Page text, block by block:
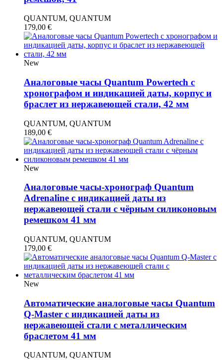
QUANTUM, QUANTUM
179,00 €
New
Аналоговые часы Quantum Powertech с
хронографом и индикацией даты, корпус и
браслет из нержавеющей стали, 42 мм
QUANTUM, QUANTUM
189,00 €
New
Аналоговые часы-хронограф Quantum
Adrenaline с индикацией даты из
нержавеющей стали с чёрным силиконовым
ремешком 41 мм
QUANTUM, QUANTUM
179,00 €
New
Автоматические аналоговые часы Quantum
Q-Master с индикацией даты из
нержавеющей стали с металлическим
браслетом 41 мм
QUANTUM, QUANTUM